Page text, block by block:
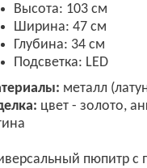
Высота: 103 см
Ширина: 47 см
Глубина: 34 см
Подсветка: LED
металл
цвет - золото,
пюпитр с